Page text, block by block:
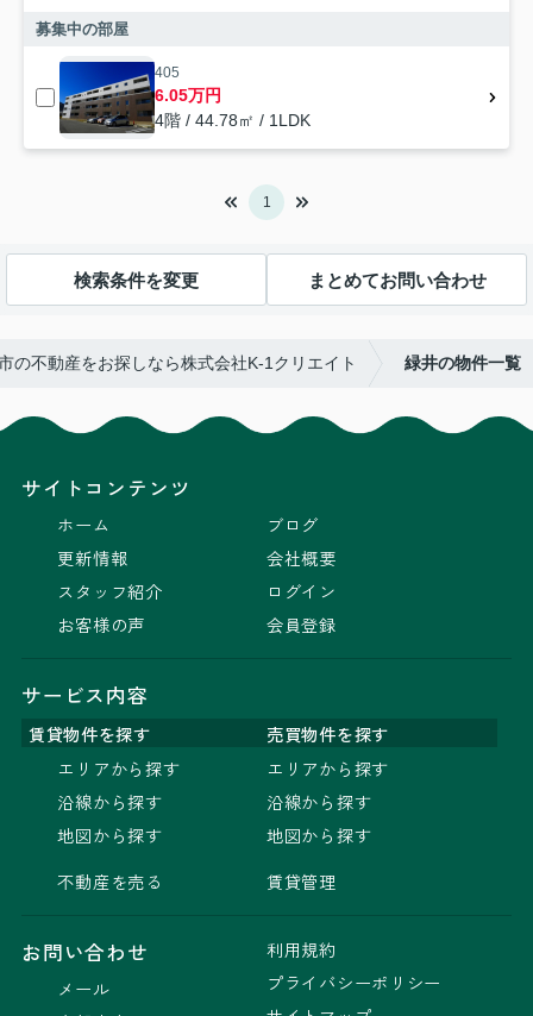
募集中の部屋
405
6.05万円
4階 / 44.78㎡ / 1LDK
1
検索条件を変更 まとめてお問い合わせ
の不動産をお探しなら株式会社K-1クリエイト 緑井の物件一覧
サイトコンテンツ
ホーム
更新情報
スタッフ紹介
お客様の声
ブログ
会社概要
ログイン
会員登録
サービス内容
賃貸物件を探す
売買物件を探す
エリアから探す
沿線から探す
地図から探す
不動産を売る
エリアから探す
沿線から探す
地図から探す
賃貸管理
お問い合わせ
メール
利用規約
プライバシーポリシー